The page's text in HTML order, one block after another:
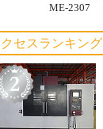
ME-2307
セスランキング